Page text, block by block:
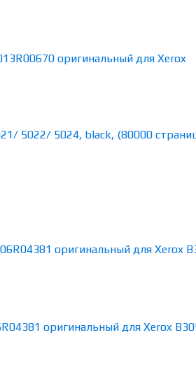
оригинальный для Xerox
оригинальный для Xerox